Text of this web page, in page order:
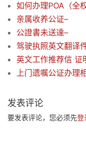
如何办理POA（全
亲属收养公证–
公證書未送達–
驾驶执照英文翻译
英文工作推荐信 证
上门遗嘱公证办理
发表评论
要发表评论，您必须先登